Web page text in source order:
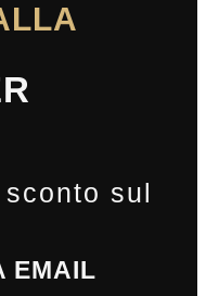
sul
EMAIL